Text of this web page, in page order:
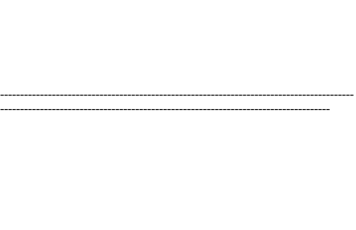
-----------------------------------------------------------------------------------------
-----------------------------------------------------------------------------------